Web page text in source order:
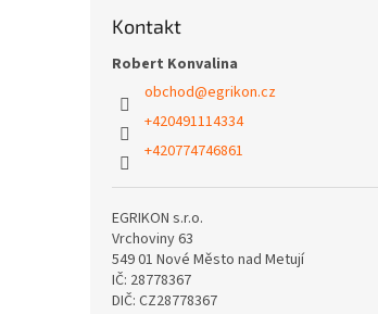
Kontakt
Robert Konvalina
obchod@egrikon.cz
+420491114334
+420774746861
EGRIKON s.r.o.
Vrchoviny 63
549 01 Nové Město nad Metují
IČ: 28778367
DIČ: CZ28778367